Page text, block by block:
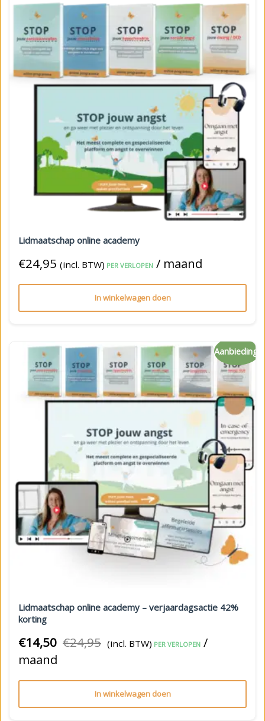
Lidmaatschap online academy
€24,95 (incl. BTW) PER VERLOPEN / maand
In winkelwagen doen
Aanbieding!
Lidmaatschap online academy – verjaardagsactie 42%
korting
€14,50 €24,95 (incl. BTW) PER VERLOPEN /
maand
In winkelwagen doen